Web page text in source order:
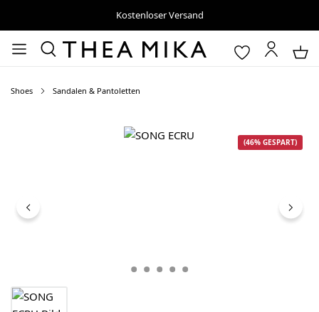
Kostenloser Versand
Shoes Sandalen & Pantoletten
Bildergalerie überspringen
(46% GESPART)